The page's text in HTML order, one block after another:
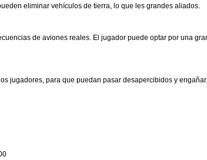
eliminar vehículos de tierra, lo que les grandes aliados.
de aviones reales. El jugador puede optar por una
jugadores, para que puedan pasar desapercibidos y engañar.